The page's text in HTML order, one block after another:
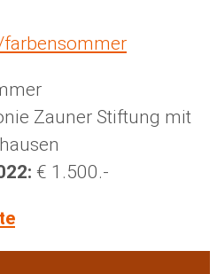
Zauner Stiftung mit
€ 1.500.-